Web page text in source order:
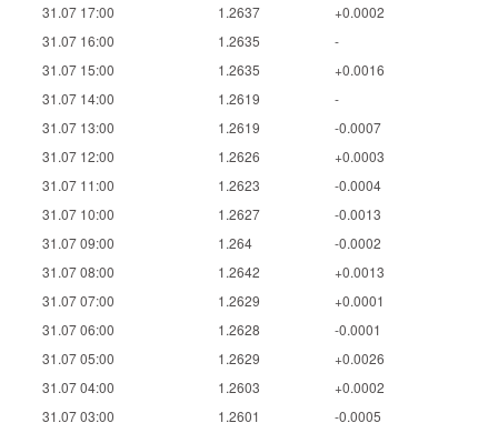
31.07 17:00
1.2637
+0.0002
31.07 16:00
1.2635
-
31.07 15:00
1.2635
+0.0016
31.07 14:00
1.2619
-
31.07 13:00
1.2619
-0.0007
31.07 12:00
1.2626
+0.0003
31.07 11:00
1.2623
-0.0004
31.07 10:00
1.2627
-0.0013
31.07 09:00
1.264
-0.0002
31.07 08:00
1.2642
+0.0013
31.07 07:00
1.2629
+0.0001
31.07 06:00
1.2628
-0.0001
31.07 05:00
1.2629
+0.0026
31.07 04:00
1.2603
+0.0002
31.07 03:00
1.2601
-0.0005